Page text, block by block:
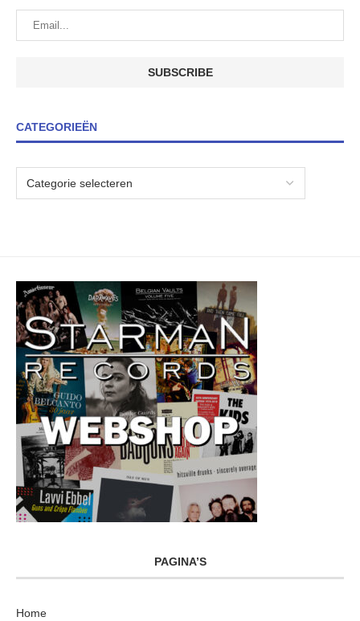
CATEGORIEËN
PAGINA’S
Home